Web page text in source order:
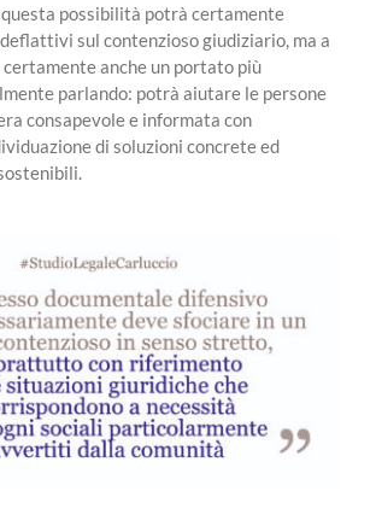
questa possibilità potrà certamente
sul contenzioso giudiziario, ma a
certamente anche un portato più
parlando: potrà aiutare le persone
consapevole e informata con
di soluzioni concrete ed